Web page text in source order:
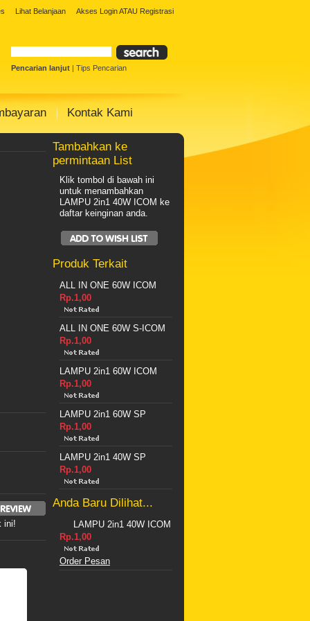
Panel Toko Solar Panel
cell
Lihat Belanjaan Akses LoginATAU Registrasi
Pencarian lanjut | Tips Pencarian
Kontak Kami
ini!
Tambahkan ke
permintaan List
Klik tombol di bawah ini
untuk menambahkan
LAMPU 2in1 40W ICOM ke
daftar keinginan anda.
Produk Terkait
ALL IN ONE 60W ICOM
Rp.1,00
ALL IN ONE 60W S-ICOM
Rp.1,00
LAMPU 2in1 60W ICOM
Rp.1,00
LAMPU 2in1 60W SP
Rp.1,00
LAMPU 2in1 40W SP
Rp.1,00
Anda Baru Dilihat...
LAMPU 2in1 40W ICOM
Rp.1,00
Order Pesan